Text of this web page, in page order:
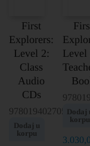
First
Explorers:
Level 2:
Class
Audio
CDs
9780194027052
Dodaj u
korpu
Level
Dodaj
korpu